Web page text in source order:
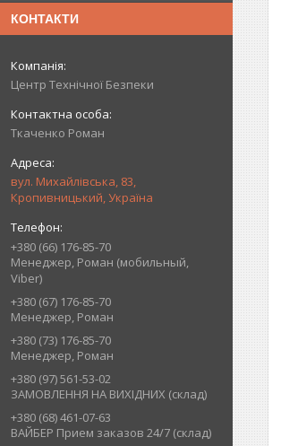
КОНТАКТИ
Центр Технічної Безпеки
Ткаченко Роман
вул. Михайлівська, 83,
Кропивницький, Україна
+380 (66) 176-85-70
Менеджер, Роман (мобильный,
Viber)
+380 (67) 176-85-70
Менеджер, Роман
+380 (73) 176-85-70
Менеджер, Роман
+380 (97) 561-53-02
ЗАМОВЛЕННЯ НА ВИХІДНИХ (склад)
+380 (68) 461-07-63
ВАЙБЕР Прием заказов 24/7 (склад)